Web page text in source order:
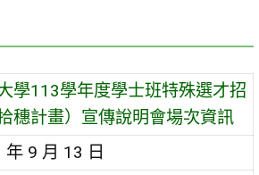
學113學年度學士班特殊選才招
穗計畫）宣傳說明會場次資訊
年 9 月 13 日